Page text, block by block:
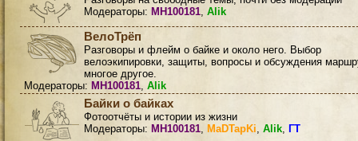
Модераторы: MH100181, Alik
ВелоТрёп
Разговоры и флейм о байке и около него. Выбор
велоэкипировки, защиты, вопросы и обсуждения
многое другое.
Модераторы: MH100181, Alik
Байки о байках
Фотоотчёты и истории из жизни
Модераторы: MH100181, MaDTapKi, Alik, ГТ